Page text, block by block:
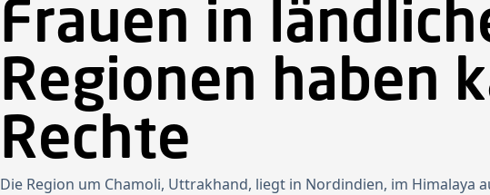
Frauen in
Regionen haben
Rechte
Die Region um Chamoli, Uttrakhand, liegt in Nordindien, im Himalaya